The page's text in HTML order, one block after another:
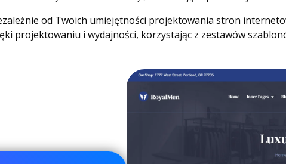
od Twoich umiejętności projektowania stron
projektowaniu i wydajności, korzystając z zestawów